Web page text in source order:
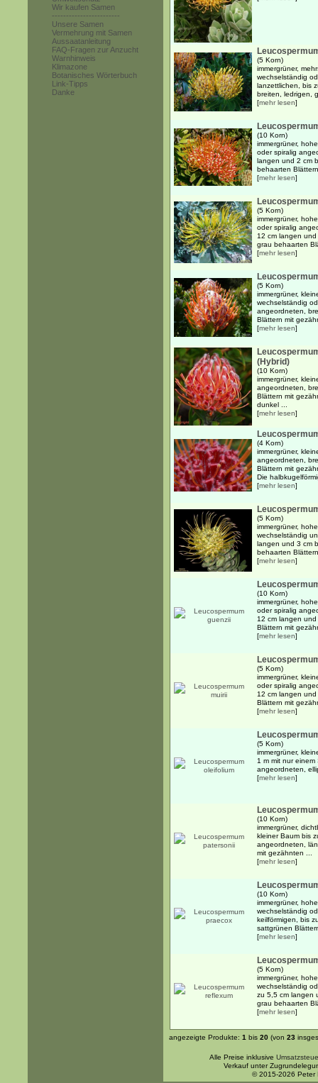
Wir kaufen Samen
------------------------
Unsere Samen
Vermehrung mit Samen
Aussaatanleitung
FAQ-Fragen zur Anzucht
Warnhinweis
Klimazone
Botanisches Wörterbuch
Link-Tipps
Danke
(5 Korn)
immergrüner,
wechselständig
lanzettlichen, bis
breiten, ledrigen,
[mehr lesen]
(10 Korn)
immergrüner,
oder spiralig
langen und 2 cm
behaarten
[mehr lesen]
(5 Korn)
immergrüner,
oder spiralig
12 cm langen
grau behaarten
[mehr lesen]
(5 Korn)
immergrüner,
wechselständig
angeordneten,
Blättern mit
[mehr lesen]
(Hybrid)
(10 Korn)
immergrüner,
angeordneten,
Blättern mit
dunkel ...
[mehr lesen]
(4 Korn)
immergrüner,
angeordneten,
Blättern mit
Die
[mehr lesen]
(5 Korn)
immergrüner,
wechselständig
langen und 3 cm
behaarten
[mehr lesen]
(10 Korn)
immergrüner,
oder spiralig
12 cm langen
Blättern mit
[mehr lesen]
(5 Korn)
immergrüner,
oder spiralig
12 cm langen
Blättern mit
[mehr lesen]
(5 Korn)
immergrüner,
1 m mit nur
angeordneten,
[mehr lesen]
(10 Korn)
immergrüner,
kleiner Baum bis
angeordneten,
mit gezähnten ...
[mehr lesen]
(10 Korn)
immergrüner,
wechselständig
keilförmigen, bis
sattgrünen
[mehr lesen]
(5 Korn)
immergrüner,
wechselständig
zu 5,5 cm langen
grau behaarten
[mehr lesen]
angezeigte Produkte: 1 bis 20 (von 23
Alle Preise inklusive
Verkauf unter
© 2015-2026 Peter